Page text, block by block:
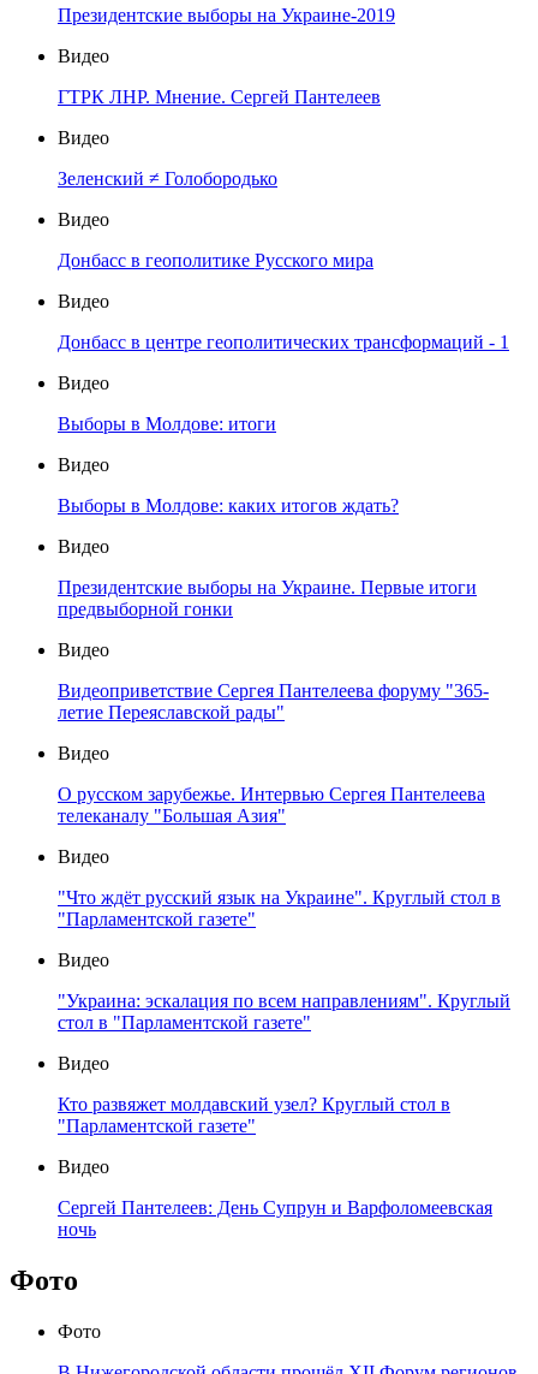
Президентские выборы на Украине-2019
Видео
ГТРК ЛНР. Мнение. Сергей Пантелеев
Видео
Зеленский ≠ Голобородько
Видео
Донбасс в геополитике Русского мира
Видео
Донбасс в центре геополитических трансформаций - 1
Видео
Выборы в Молдове: итоги
Видео
Выборы в Молдове: каких итогов ждать?
Видео
Президентские выборы на Украине. Первые итоги
предвыборной гонки
Видео
Видеоприветствие Сергея Пантелеева форуму "365-
летие Переяславской рады"
Видео
О русском зарубежье. Интервью Сергея Пантелеева
телеканалу "Большая Азия"
Видео
"Что ждёт русский язык на Украине". Круглый стол в
"Парламентской газете"
Видео
"Украина: эскалация по всем направлениям". Круглый
стол в "Парламентской газете"
Видео
Кто развяжет молдавский узел? Круглый стол в
"Парламентской газете"
Видео
Сергей Пантелеев: День Супрун и Варфоломеевская
ночь
Фото
Фото